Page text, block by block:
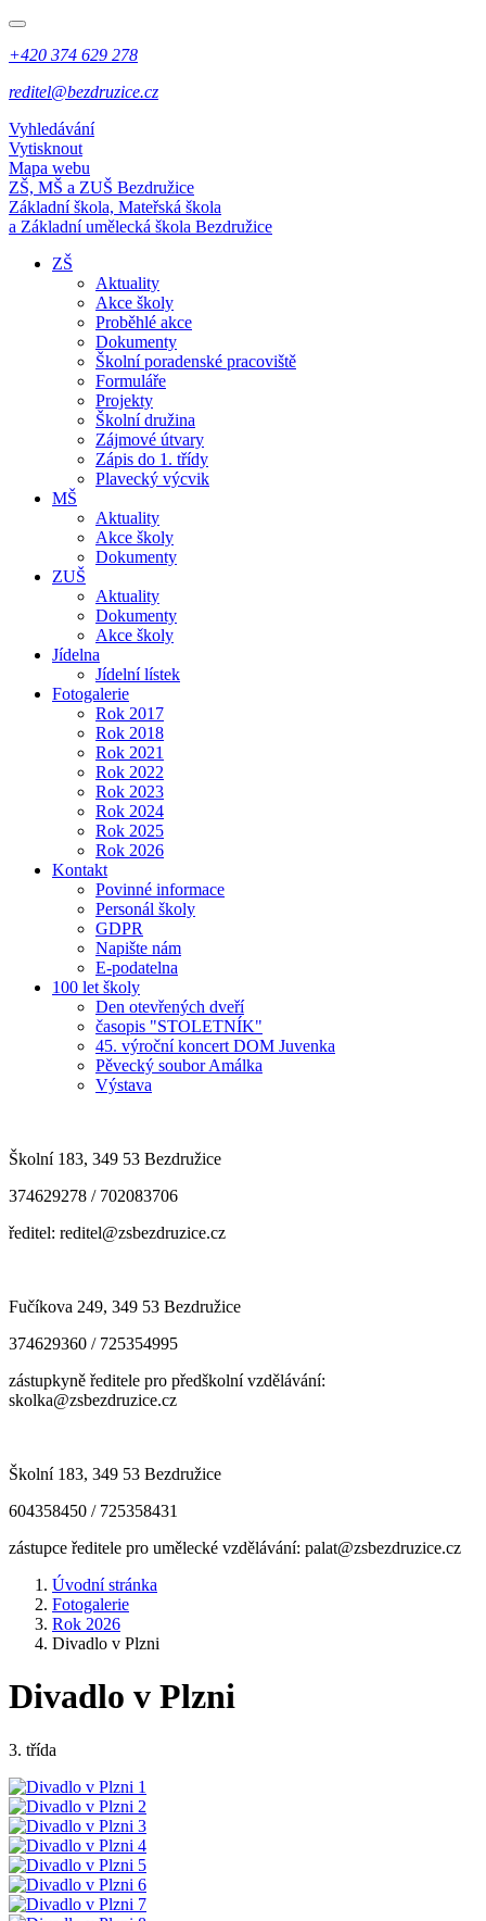
+420 374 629 278
reditel@bezdruzice.cz
Vyhledávání
Vytisknout
Mapa webu
ZŠ, MŠ a ZUŠ Bezdružice
Základní škola, Mateřská škola
a Základní umělecká škola Bezdružice
ZŠ
Aktuality
Akce školy
Proběhlé akce
Dokumenty
Školní poradenské pracoviště
Formuláře
Projekty
Školní družina
Zájmové útvary
Zápis do 1. třídy
Plavecký výcvik
MŠ
Aktuality
Akce školy
Dokumenty
ZUŠ
Aktuality
Dokumenty
Akce školy
Jídelna
Jídelní lístek
Fotogalerie
Rok 2017
Rok 2018
Rok 2021
Rok 2022
Rok 2023
Rok 2024
Rok 2025
Rok 2026
Kontakt
Povinné informace
Personál školy
GDPR
Napište nám
E-podatelna
100 let školy
Den otevřených dveří
časopis "STOLETNÍK"
45. výroční koncert DOM Juvenka
Pěvecký soubor Amálka
Výstava
Školní 183, 349 53 Bezdružice
374629278 / 702083706
ředitel: reditel@zsbezdruzice.cz
Fučíkova 249, 349 53 Bezdružice
374629360 / 725354995
zástupkyně ředitele pro předškolní vzdělávání:
skolka@zsbezdruzice.cz
Školní 183, 349 53 Bezdružice
604358450 / 725358431
zástupce ředitele pro umělecké vzdělávání: palat@zsbezdruzice.cz
Úvodní stránka
Fotogalerie
Rok 2026
Divadlo v Plzni
Divadlo v Plzni
3. třída